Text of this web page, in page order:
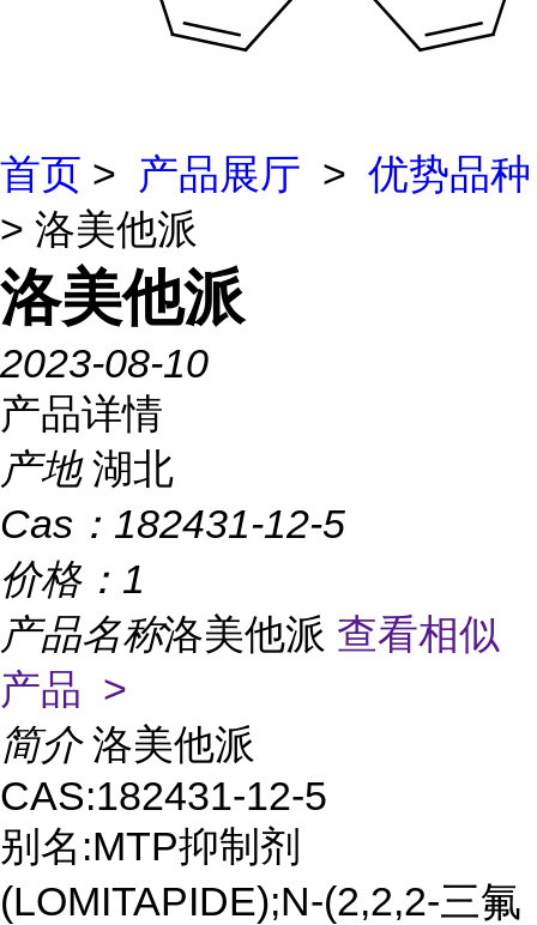
首页 > 产品展厅 > 优势品种
> 洛美他派
洛美他派
2023-08-10
产品详情
产地 湖北
Cas： 182431-12-5
价格： 1
产品名称洛美他派 查看相似
产品 >
简介 洛美他派
CAS:182431-12-5
别名:MTP抑制剂
(LOMITAPIDE);N-(2,2,2-三氟